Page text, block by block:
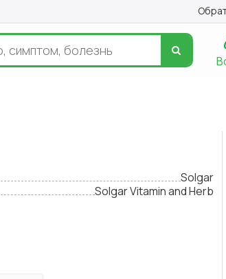
Solgar
Solgar Vitamin and Herb